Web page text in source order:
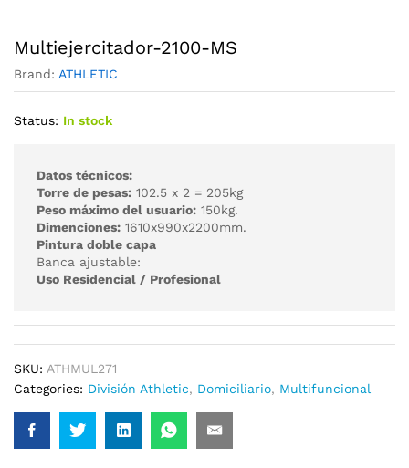
Multiejercitador-2100-MS
Brand: ATHLETIC
Status: In stock
Datos técnicos:
Torre de pesas: 102.5 x 2 = 205kg
Peso máximo del usuario: 150kg.
Dimenciones: 1610x990x2200mm.
Pintura doble capa
Banca ajustable:
Uso Residencial / Profesional
SKU: ATHMUL271
Categories: División Athletic, Domiciliario, Multifuncional